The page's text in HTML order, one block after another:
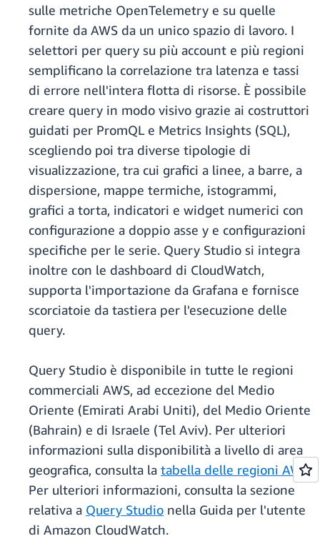
sulle metriche OpenTelemetry e su quelle
fornite da AWS da un unico spazio di lavoro. I
selettori per query su più account e più regioni
semplificano la correlazione tra latenza e tassi
di errore nell'intera flotta di risorse. È possibile
creare query in modo visivo grazie ai costruttori
guidati per PromQL e Metrics Insights (SQL),
scegliendo poi tra diverse tipologie di
visualizzazione, tra cui grafici a linee, a barre, a
dispersione, mappe termiche, istogrammi,
grafici a torta, indicatori e widget numerici con
configurazione a doppio asse y e configurazioni
specifiche per le serie. Query Studio si integra
inoltre con le dashboard di CloudWatch,
supporta l'importazione da Grafana e fornisce
scorciatoie da tastiera per l'esecuzione delle
query.
Query Studio è disponibile in tutte le regioni
commerciali AWS, ad eccezione del Medio
Oriente (Emirati Arabi Uniti), del Medio Oriente
(Bahrain) e di Israele (Tel Aviv). Per ulteriori
informazioni sulla disponibilità a livello di area
geografica, consulta la tabella delle regioni AWS.
Per ulteriori informazioni, consulta la sezione
relativa a Query Studio nella Guida per l'utente
di Amazon CloudWatch.